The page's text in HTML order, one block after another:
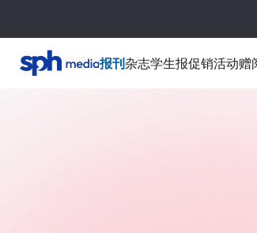
报刊杂志学生报促销活动赠